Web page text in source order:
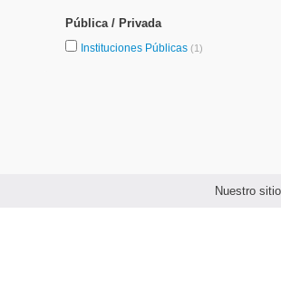
Nuestro
Pública / Privada
Instituciones Públicas (1)